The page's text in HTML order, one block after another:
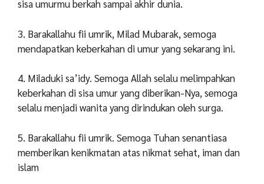
sisa umurmu berkah sampai akhir dunia.
3. Barakallahu fii umrik, Milad Mubarak, semoga
mendapatkan keberkahan di umur yang sekarang ini.
4. Miladuki sa’idy. Semoga Allah selalu melimpahkan
keberkahan di sisa umur yang diberikan-Nya, semoga
selalu menjadi wanita yang dirindukan oleh surga.
5. Barakallahu fii umrik. Semoga Tuhan senantiasa
memberikan kenikmatan atas nikmat sehat, iman dan
islam